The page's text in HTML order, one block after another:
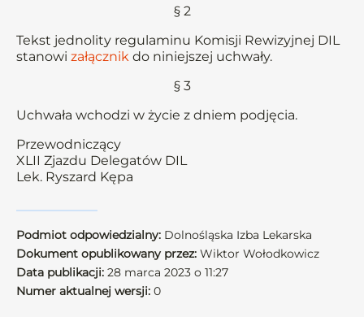
§ 2
Tekst jednolity regulaminu Komisji Rewizyjnej DIL
stanowi załącznik do niniejszej uchwały.
§ 3
Uchwała wchodzi w życie z dniem podjęcia.
Przewodniczący
XLII Zjazdu Delegatów DIL
Lek. Ryszard Kępa
Podmiot odpowiedzialny: Dolnośląska Izba Lekarska
Dokument opublikowany przez: Wiktor Wołodkowicz
Data publikacji: 28 marca 2023 o 11:27
Numer aktualnej wersji: 0